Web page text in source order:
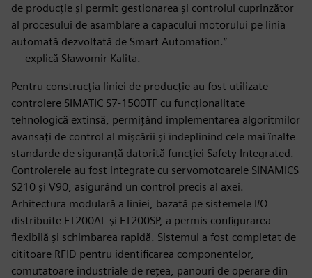
de producție și permit gestionarea și controlul cuprinzător
al procesului de asamblare a capacului motorului pe linia
automată dezvoltată de Smart Automation.”
— explică Sławomir Kalita.
Pentru construcția liniei de producție au fost utilizate
controlere SIMATIC S7-1500TF cu funcționalitate
tehnologică extinsă, permițând implementarea algoritmilor
avansați de control al mișcării și îndeplinind cele mai înalte
standarde de siguranță datorită funcției Safety Integrated.
Controlerele au fost integrate cu servomotoarele SINAMICS
S210 și V90, asigurând un control precis al axei.
Arhitectura modulară a liniei, bazată pe sistemele I/O
distribuite ET200AL și ET200SP, a permis configurarea
flexibilă și schimbarea rapidă. Sistemul a fost completat de
cititoare RFID pentru identificarea componentelor,
comutatoare industriale de rețea, panouri de operare din